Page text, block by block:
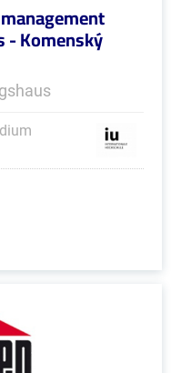
- Komenský